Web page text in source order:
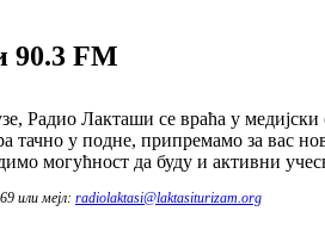
90.3 FM
Радио Лакташи се враћа у медијски
тачно у подне, припремамо за вас
могућност да буду и активни
или мејл: radiolaktasi@laktasiturizam.org